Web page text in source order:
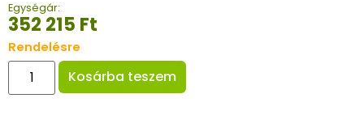
Egységár:
352 215 Ft
Rendelésre
Kosárba teszem